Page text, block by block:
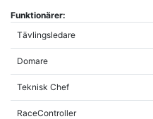
Funktionärer:
Tävlingsledare
Domare
Teknisk Chef
RaceController